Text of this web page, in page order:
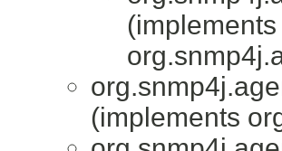
(implements
(implements